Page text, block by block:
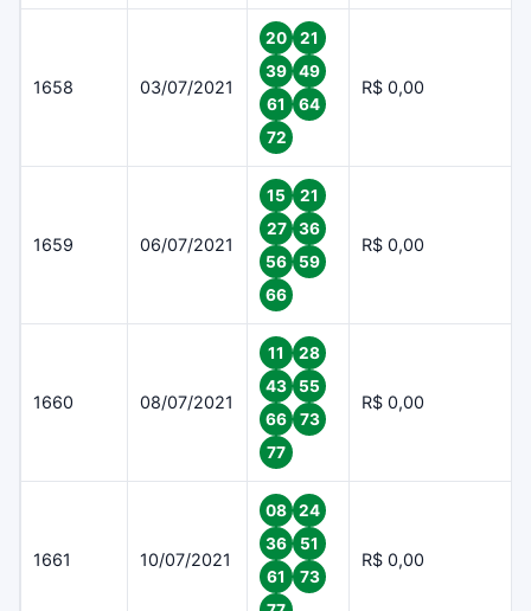
1658 03/07/2021
20
21
39
49
61
64
72
R$ 0,00
1659 06/07/2021
15
21
27
36
56
59
66
R$ 0,00
1660 08/07/2021
11
28
43
55
66
73
77
R$ 0,00
1661 10/07/2021
08
24
36
51
61
73
R$ 0,00